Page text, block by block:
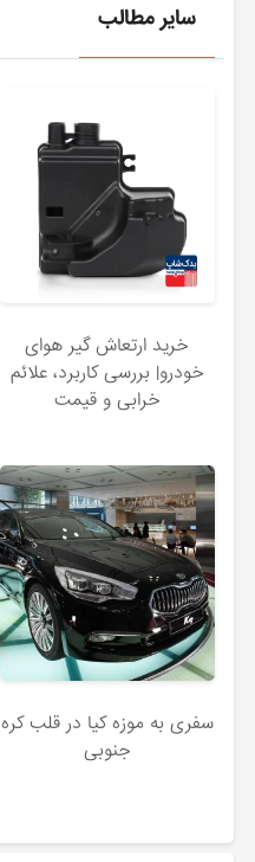
سایر مطالب
خرید ارتعاش‌ گیر هوای
خودرو| بررسی کاربرد، علائم
خرابی و قیمت
سفری به موزه کیا در قلب کره‌
جنوبی